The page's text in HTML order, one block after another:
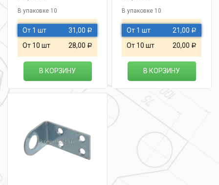
В упаковке 10
От 1 шт 31,00 Р
От 10 шт 28,00 Р
В КОРЗИНУ
В упаковке 10
От 1 шт 21,00 Р
От 10 шт 20,00 Р
В КОРЗИНУ